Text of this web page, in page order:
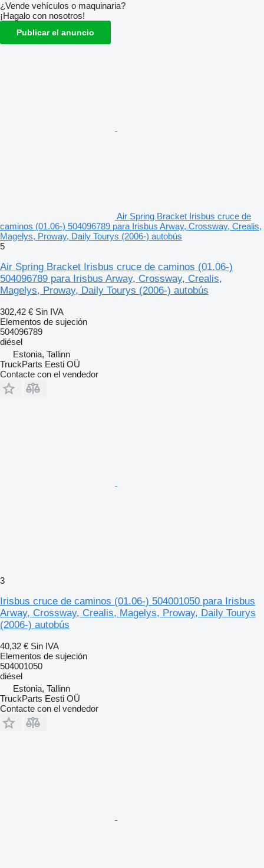
¿Vende vehículos o maquinaria?
¡Hagalo con nosotros!
Publicar el anuncio
Air Spring Bracket Irisbus cruce de
caminos (01.06-) 504096789 para Irisbus Arway, Crossway, Crealis,
Magelys, Proway, Daily Tourys (2006-) autobús
5
Air Spring Bracket Irisbus cruce de caminos (01.06-)
504096789 para Irisbus Arway, Crossway, Crealis,
Magelys, Proway, Daily Tourys (2006-) autobús
302,42 € Sin IVA
Elementos de sujeción
504096789
diésel
Estonia, Tallinn
TruckParts Eesti OÜ
Contacte con el vendedor
3
Irisbus cruce de caminos (01.06-) 504001050 para Irisbus
Arway, Crossway, Crealis, Magelys, Proway, Daily Tourys
(2006-) autobús
40,32 € Sin IVA
Elementos de sujeción
504001050
diésel
Estonia, Tallinn
TruckParts Eesti OÜ
Contacte con el vendedor